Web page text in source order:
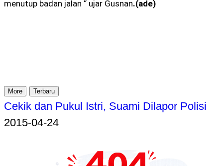
menutup badan jalan “ ujar Gusnan.(ade)
More Terbaru
Cekik dan Pukul Istri, Suami Dilapor Polisi
2015-04-24